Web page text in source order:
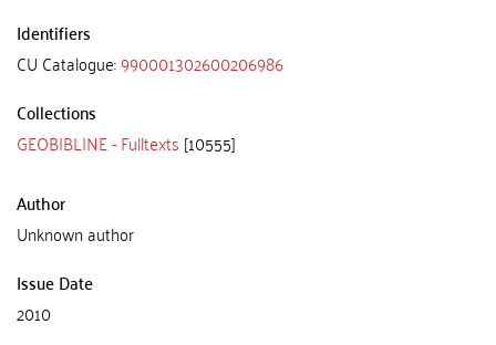
Identifiers
CU Catalogue:990001302600206986
Collections
GEOBIBLINE - Fulltexts [10555]
Author
Unknown author
Issue Date
2010